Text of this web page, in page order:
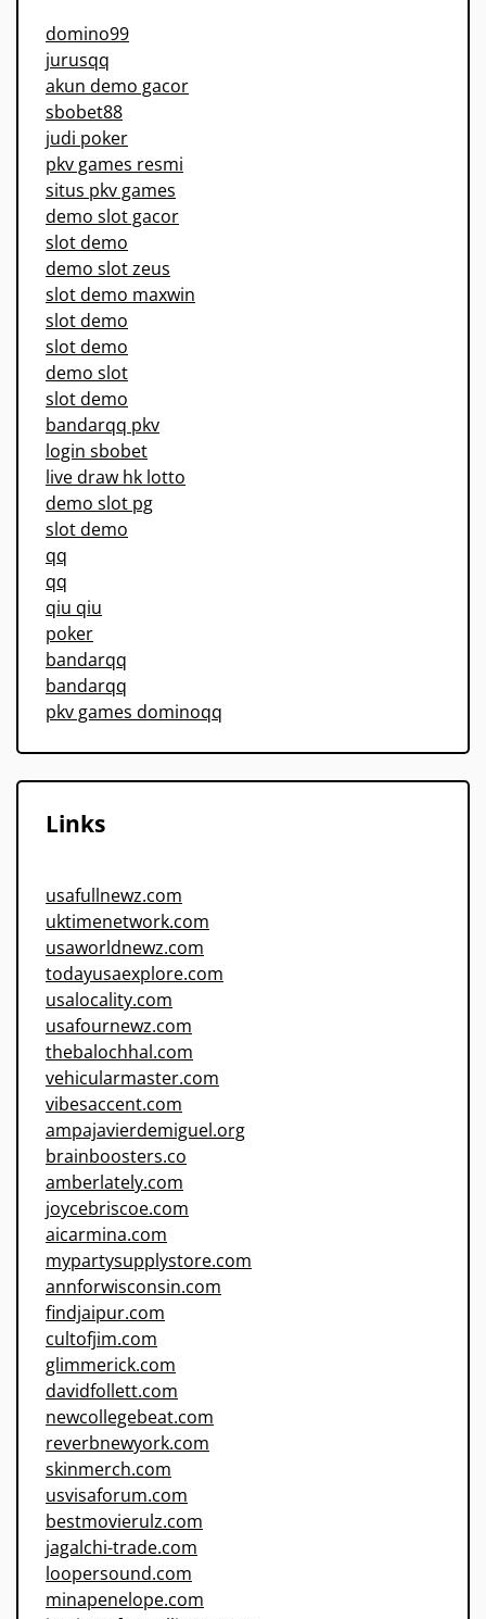
domino99
jurusqq
akun demo gacor
sbobet88
judi poker
pkv games resmi
situs pkv games
demo slot gacor
slot demo
demo slot zeus
slot demo maxwin
slot demo
slot demo
demo slot
slot demo
bandarqq pkv
login sbobet
live draw hk lotto
demo slot pg
slot demo
qq
qq
qiu qiu
poker
bandarqq
bandarqq
pkv games dominoqq
Links
usafullnewz.com
uktimenetwork.com
usaworldnewz.com
todayusaexplore.com
usalocality.com
usafournewz.com
thebalochhal.com
vehicularmaster.com
vibesaccent.com
ampajavierdemiguel.org
brainboosters.co
amberlately.com
joycebriscoe.com
aicarmina.com
mypartysupplystore.com
annforwisconsin.com
findjaipur.com
cultofjim.com
glimmerick.com
davidfollett.com
newcollegebeat.com
reverbnewyork.com
skinmerch.com
usvisaforum.com
bestmovierulz.com
jagalchi-trade.com
loopersound.com
minapenelope.com